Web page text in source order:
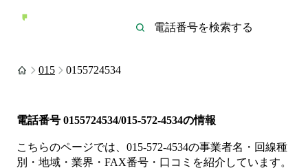
015 0155724534
電話番号 0155724534/015-572-4534の情報
こちらのページでは、 015-572-4534の事業者名・回線種
別・地域・業界・FAX番号・口コミを紹介しています。